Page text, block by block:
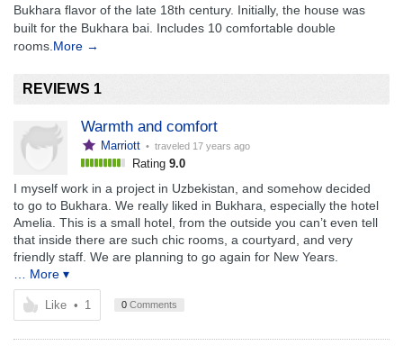
Bukhara flavor of the late 18th century. Initially, the house was
built for the Bukhara bai. Includes 10 comfortable double
rooms. More →
REVIEWS 1
Warmth and comfort
Marriott • traveled 17 years ago
Rating 9.0
I myself work in a project in Uzbekistan, and somehow decided
to go to Bukhara. We really liked in Bukhara, especially the hotel
Amelia. This is a small hotel, from the outside you can’t even tell
that inside there are such chic rooms, a courtyard, and very
friendly staff. We are planning to go again for New Years.
… More ▾
Like • 1 0 Comments